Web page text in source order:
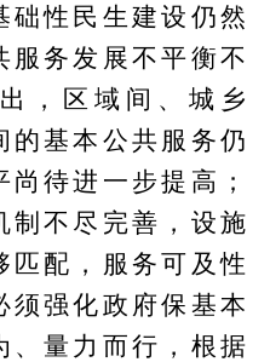
础性民生建设仍然
服务发展不平衡不
，区域间、城乡
的基本公共服务仍
待进一步提高；
制不尽完善，设施
匹配，服务可及性
须强化政府保基本
、量力而行，根据